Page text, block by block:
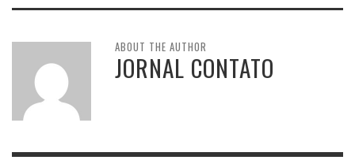
ABOUT THE AUTHOR
JORNAL CONTATO